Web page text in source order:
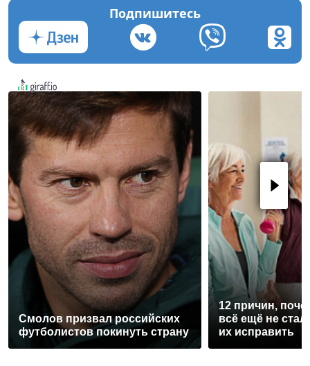
Подпишитесь
Смолов призвал российских
футболистов покинуть страну
12 причин,
всё ещё не
их исправить